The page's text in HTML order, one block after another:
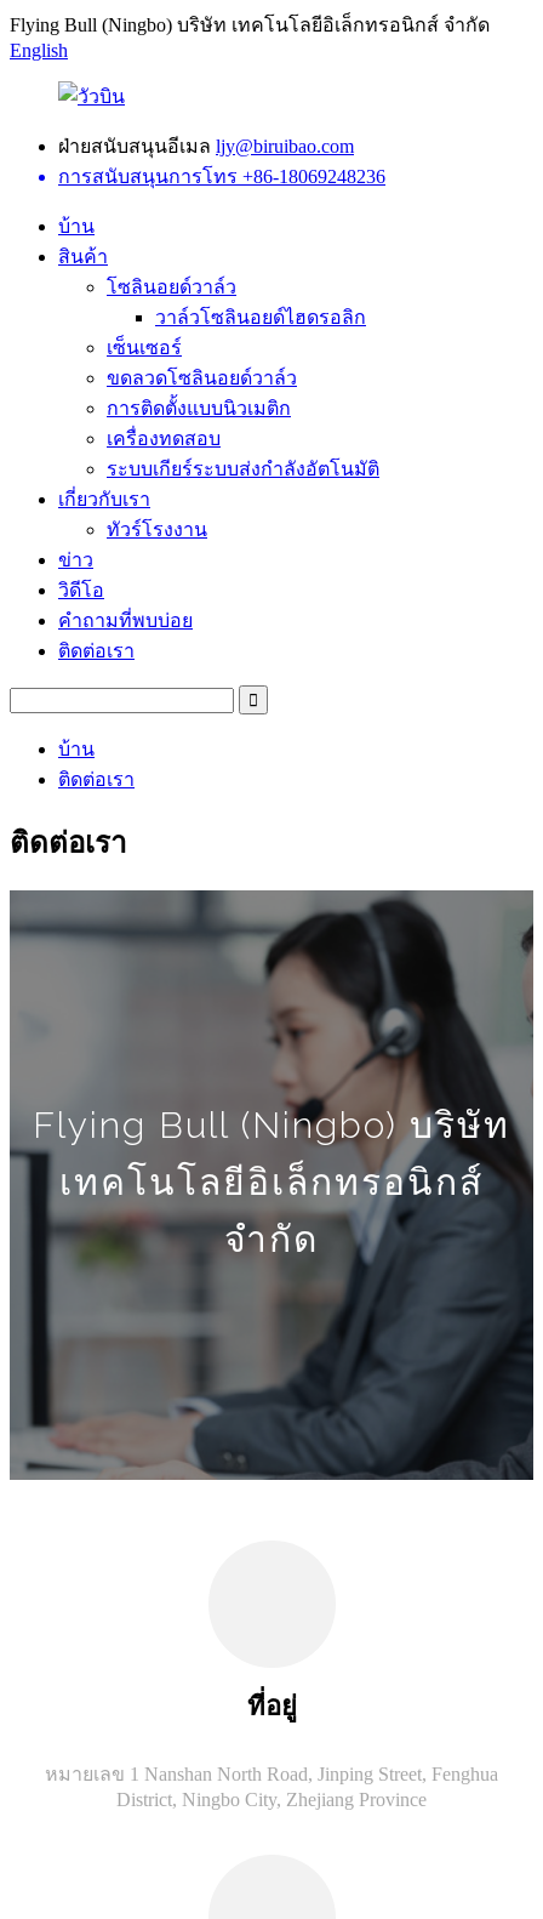
Flying Bull (Ningbo) บริษัท เทคโนโลยีอิเล็กทรอนิกส์ จำกัด
English
ฝ่ายสนับสนุนอีเมล ljy@biruibao.com
การสนับสนุนการโทร +86-18069248236
บ้าน
สินค้า
โซลินอยด์วาล์ว
วาล์วโซลินอยด์ไฮดรอลิก
เซ็นเซอร์
ขดลวดโซลินอยด์วาล์ว
การติดตั้งแบบนิวเมติก
เครื่องทดสอบ
ระบบเกียร์ระบบส่งกำลังอัตโนมัติ
เกี่ยวกับเรา
ทัวร์โรงงาน
ข่าว
วิดีโอ
คำถามที่พบบ่อย
ติดต่อเรา
บ้าน
ติดต่อเรา
ติดต่อเรา
Flying Bull (Ningbo) บริษัท
เทคโนโลยีอิเล็กทรอนิกส์
จำกัด
ที่อยู่
หมายเลข 1 Nanshan North Road, Jinping Street, Fenghua
District, Ningbo City, Zhejiang Province